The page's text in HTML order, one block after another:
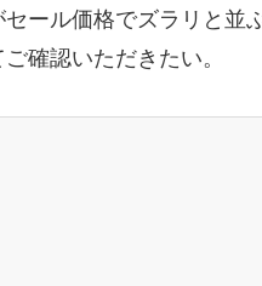
ール価格でズラリと並
確認いただきたい。